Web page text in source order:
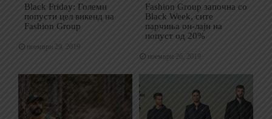
Black Friday: Големи
попусти цел викенд на
Fashion Group
ноември 29, 2019
Fashion Group започна со
Black Week, сите
парчиња он-лајн на
попуст од 20%
ноември 26, 2019